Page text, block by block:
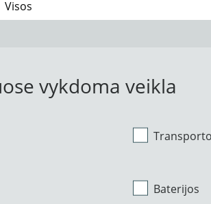
vykdoma veikla
Baterijos